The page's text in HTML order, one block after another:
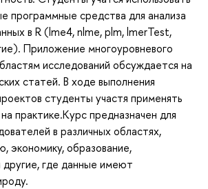
программные средства для анализа
в R (lme4, nlme, plm, lmerTest,
Приложение многоуровневого
исследований обсуждается на
статей. В ходе выполнения
студенты участя применять
практике.Курс предназначен для
в различных областях,
экономику, образование,
другие, где данные имеют